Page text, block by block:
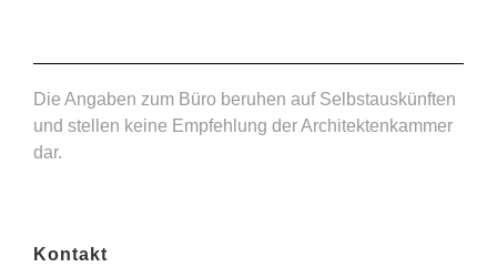
Die Angaben zum Büro beruhen auf Selbstauskünften
und stellen keine Empfehlung der Architektenkammer
dar.
Kontakt